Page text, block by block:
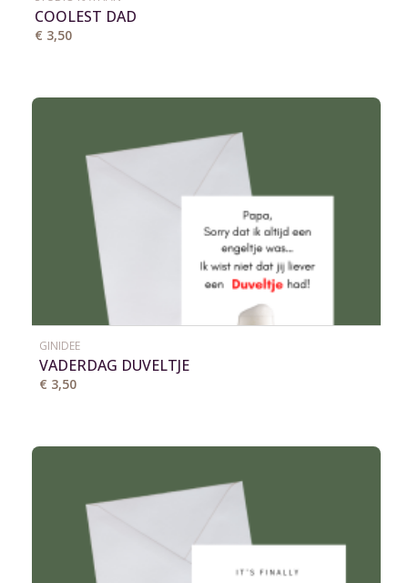
COOLEST DAD
€ 3,50
GINIDEE
VADERDAG DUVELTJE
€ 3,50